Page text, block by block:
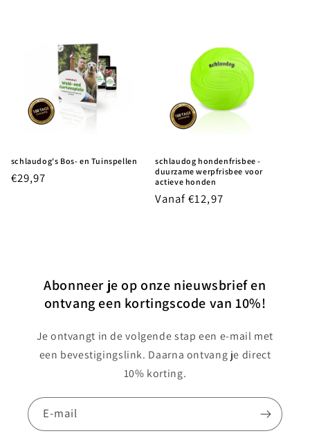
schlaudog's Bos- en Tuinspellen
Normale
€29,97
schlaudog hondenfrisbee -
duurzame werpfrisbee voor
actieve honden
Normale
Vanaf €12,97
Abonneer je op onze nieuwsbrief en
ontvang een kortingscode van 10%!
Je ontvangt in de volgende stap een e-mail met
een bevestigingslink. Daarna ontvang je direct
10% korting.
E‑mail